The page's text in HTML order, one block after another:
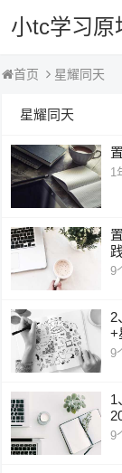
小tc学习原
首页 星耀同天
星耀同天
1
9
2
+
9
1
9